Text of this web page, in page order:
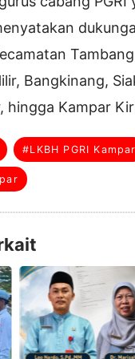
Bangkinang,
hingga Kampar
#LKBH PGRI Kampar